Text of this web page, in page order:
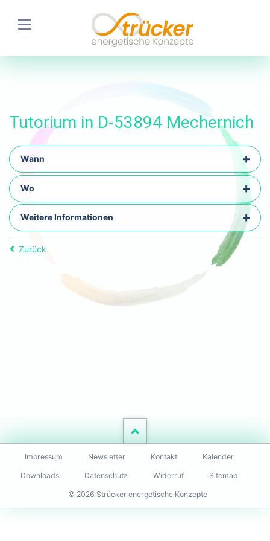
Tutorium in D-53894 Mechernich
Wann
Wo
Weitere Informationen
Zurück
Navigation
überspringen
Impressum Newsletter Kontakt Kalender
Downloads Datenschutz Widerruf Sitemap
© 2026 Strücker energetische Konzepte